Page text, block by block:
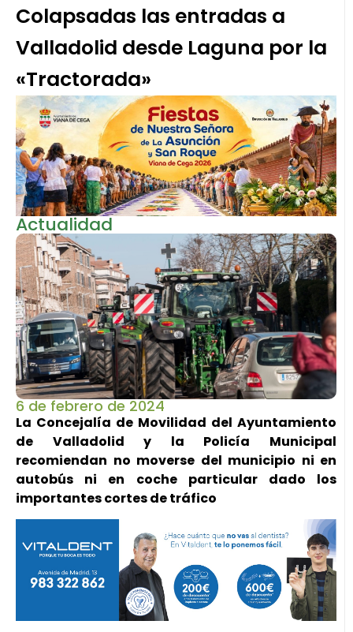
Colapsadas las entradas a
Valladolid desde Laguna por la
«Tractorada»
Actualidad
6 de febrero de 2024
La Concejalía de Movilidad del Ayuntamiento
de Valladolid y la Policía Municipal
recomiendan no moverse del municipio ni en
autobús ni en coche particular dado los
importantes cortes de tráfico